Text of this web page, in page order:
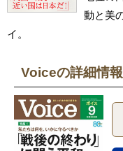
動と美
イ。
Voiceの詳細情報